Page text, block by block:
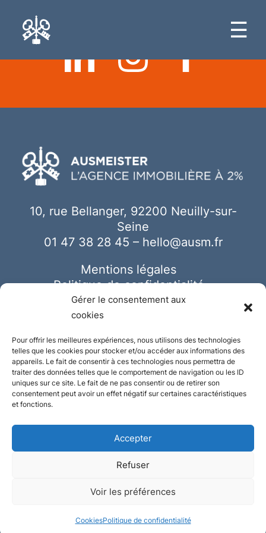
Gérer le consentement aux
cookies
Pour offrir les meilleures expériences, nous utilisons des technologies
telles que les cookies pour stocker et/ou accéder aux informations des
appareils. Le fait de consentir à ces technologies nous permettra de
traiter des données telles que le comportement de navigation ou les ID
uniques sur ce site. Le fait de ne pas consentir ou de retirer son
consentement peut avoir un effet négatif sur certaines caractéristiques
et fonctions.
Accepter
Refuser
Voir les préférences
CookiesPolitique de confidentialité
☰
10, rue Bellanger, 92200 Neuilly-sur-
Seine
01 47 38 28 45 – hello@ausm.fr
Mentions légales
Politique de confidentialité
Cookies
Conception et réalisation :Plate